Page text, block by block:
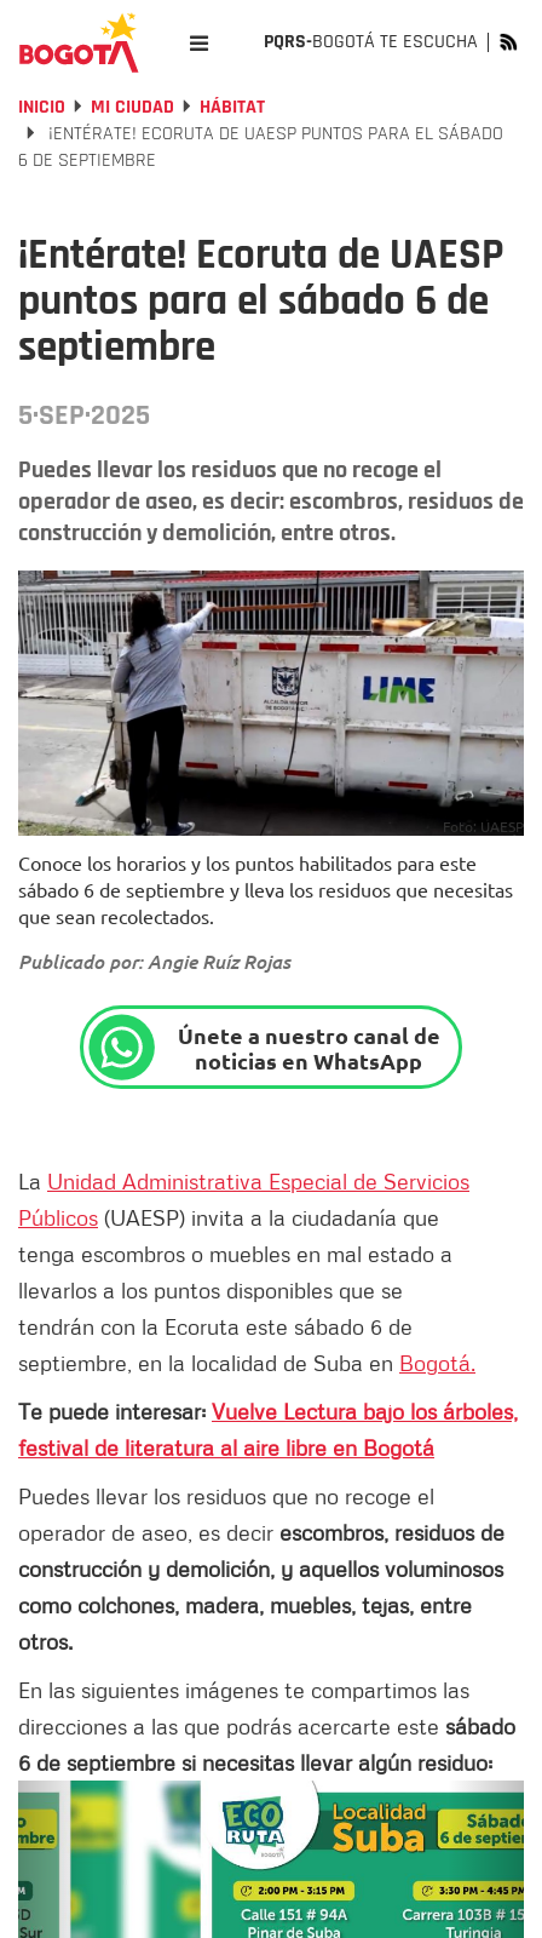
PQRS-BOGOTÁ TE ESCUCHA
INICIO MI CIUDAD
HÁBITAT
¡ENTÉRATE! ECORUTA DE UAESP PUNTOS PARA EL SÁBADO
6 DE SEPTIEMBRE
¡Entérate! Ecoruta de UAESP
puntos para el sábado 6 de
septiembre
5·SEP·2025
Puedes llevar los residuos que no recoge el
operador de aseo, es decir: escombros, residuos de
construcción y demolición, entre otros.
Foto: UAESP
Conoce los horarios y los puntos habilitados para este
sábado 6 de septiembre y lleva los residuos que necesitas
que sean recolectados.
Publicado por: Angie Ruíz Rojas
Únete a nuestro canal de
noticias en WhatsApp
La Unidad Administrativa Especial de Servicios
Públicos (UAESP) invita a la ciudadanía que
tenga escombros o muebles en mal estado a
llevarlos a los puntos disponibles que se
tendrán con la Ecoruta este sábado 6 de
septiembre, en la localidad de Suba en Bogotá.
Te puede interesar: Vuelve Lectura bajo los árboles,
festival de literatura al aire libre en Bogotá
Puedes llevar los residuos que no recoge el
operador de aseo, es decir escombros, residuos de
construcción y demolición, y aquellos voluminosos
como colchones, madera, muebles, tejas, entre
otros.
En las siguientes imágenes te compartimos las
direcciones a las que podrás acercarte este sábado
6 de septiembre si necesitas llevar algún residuo:
Siguiente